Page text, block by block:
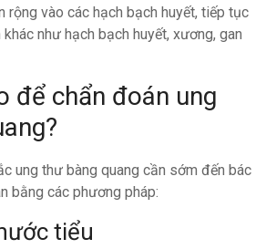
rộng vào các hạch bạch huyết, tiếp tục
như hạch bạch huyết, xương, gan
để chẩn đoán ung
ung thư bàng quang cần sớm đến bác
bằng các phương pháp:
tiểu